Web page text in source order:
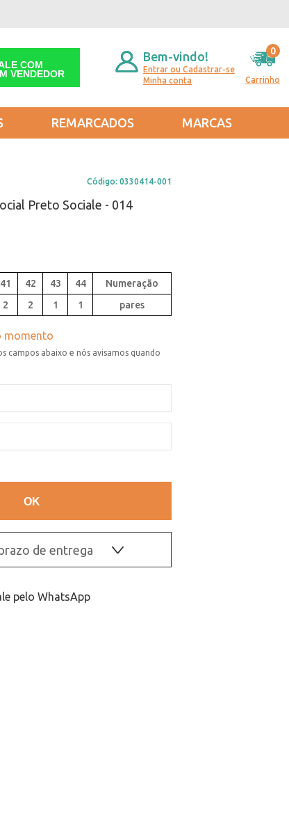
COM
VENDEDOR
Bem-vindo!
Entrar ou Cadastrar-se
Minha conta
Carrinho
0
REMARCADOS MARCAS
Código: 0330414-001
Preto Sociale - 014
41 42 43
44
2 2 1 1 pares
de entrega
pelo WhatsApp